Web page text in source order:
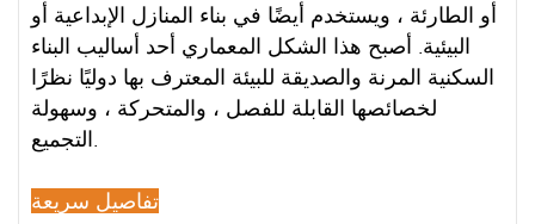
أو الطارئة ، ويستخدم أيضًا في بناء المنازل الإبداعية أو
البيئية. أصبح هذا الشكل المعماري أحد أساليب البناء
السكنية المرنة والصديقة للبيئة المعترف بها دوليًا نظرًا
لخصائصها القابلة للفصل ، والمتحركة ، وسهولة
تفاصيل سريعة